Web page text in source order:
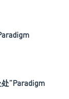
”Paradigm